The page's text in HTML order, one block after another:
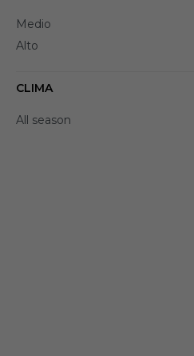
Medio
Alto
CLIMA
All season